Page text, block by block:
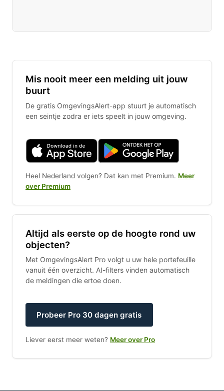
Mis nooit meer een melding uit jouw
buurt
De gratis OmgevingsAlert-app stuurt je automatisch
een seintje zodra er iets speelt in jouw omgeving.
Heel Nederland volgen? Dat kan met Premium. Meer
over Premium
Altijd als eerste op de hoogte rond uw
objecten?
Met OmgevingsAlert Pro volgt u uw hele portefeuille
vanuit één overzicht. AI-filters vinden automatisch
de meldingen die ertoe doen.
Probeer Pro 30 dagen gratis
Liever eerst meer weten? Meer over Pro